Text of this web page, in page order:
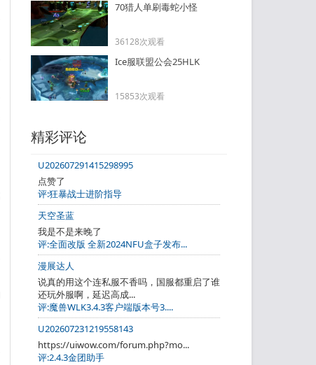
70猎人单刷毒蛇小怪
36128次观看
Ice服联盟公会25HLK
15853次观看
精彩评论
U202607291415298995
点赞了
评:狂暴战士进阶指导
天空圣蓝
我是不是来晚了
评:全面改版 全新2024NFU盒子发布...
漫展达人
说真的用这个连私服不香吗，国服都重启了谁
还玩外服啊，延迟高成...
评:魔兽WLK3.4.3客户端版本号3....
U202607231219558143
https://uiwow.com/forum.php?mo...
评:2.4.3金团助手